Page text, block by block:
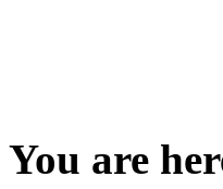
You are